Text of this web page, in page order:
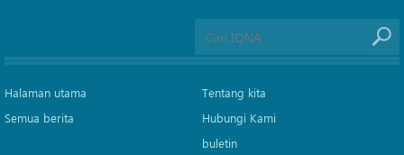
Halaman utama
Semua berita
Tentang kita
Hubungi Kami
buletin